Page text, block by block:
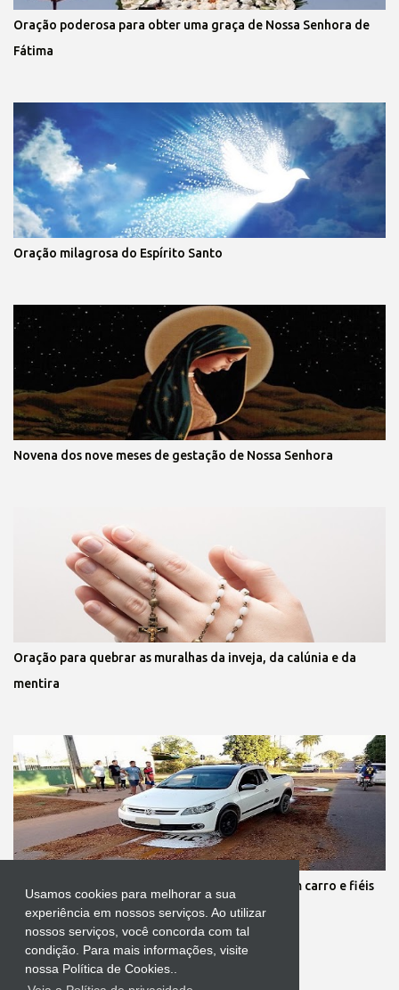
Usamos cookies para melhorar a sua
experiência em nossos serviços. Ao utilizar
nossos serviços, você concorda com tal
condição. Para mais informações, visite
nossa Política de Cookies..
Oração poderosa para obter uma graça de Nossa Senhora de
Fátima
Oração milagrosa do Espírito Santo
Novena dos nove meses de gestação de Nossa Senhora
Oração para quebrar as muralhas da inveja, da calúnia e da
mentira
Protestante destrói tapete de Corpus Christi com carro e fiéis
se revoltam